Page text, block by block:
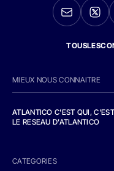
MIEUX NOUS CONNAITRE
ATLANTICO C'EST QUI,
LE RESEAU D'ATLANTICO
CATEGORIES